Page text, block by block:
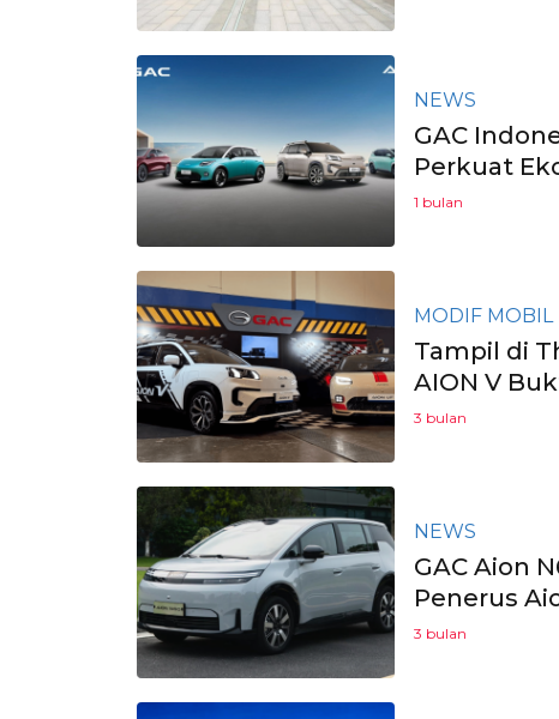
NEWS
GAC
Perkuat
1 bulan
MODIF MOBIL
Tampil di
AION V
3 bulan
NEWS
GAC Aion
Penerus
3 bulan